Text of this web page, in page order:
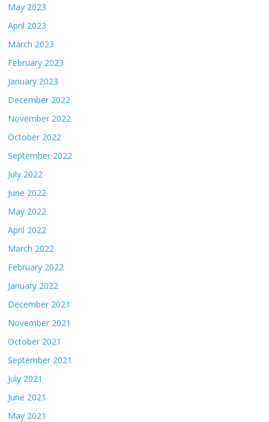
May 2023
April 2023
March 2023
February 2023
January 2023
December 2022
November 2022
October 2022
September 2022
July 2022
June 2022
May 2022
April 2022
March 2022
February 2022
January 2022
December 2021
November 2021
October 2021
September 2021
July 2021
June 2021
May 2021